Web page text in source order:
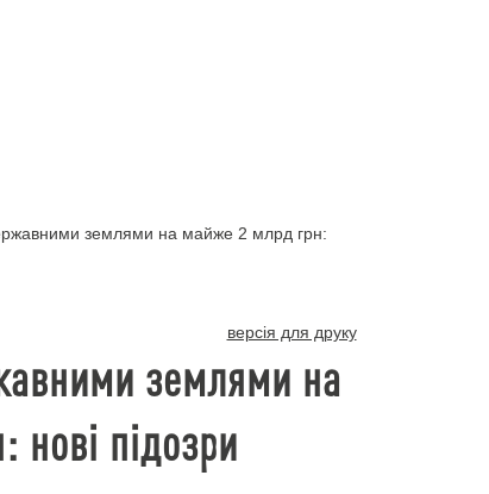
землями на майже 2 млрд грн:
версія для друку
землями на
підозри